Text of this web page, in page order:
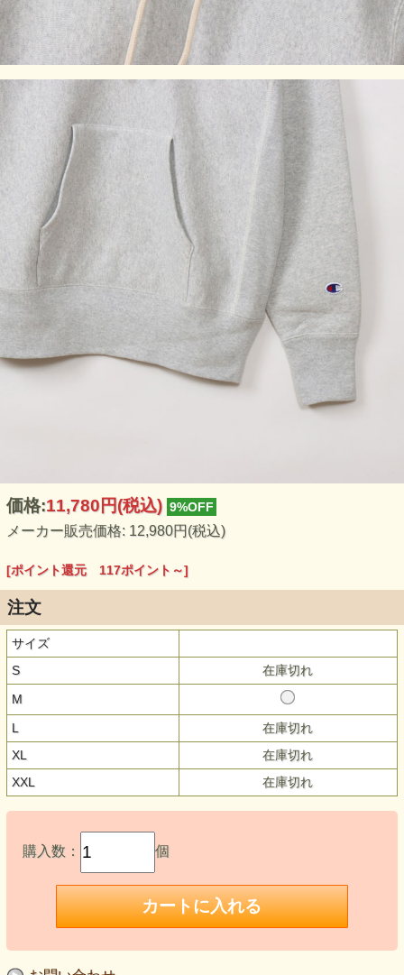
価格:11,780円(税込) 9%OFF
メーカー販売価格: 12,980円(税込)
[ポイント還元 117ポイント～]
注文
サイズ
S
在庫切れ
M
L
在庫切れ
XL
在庫切れ
XXL
在庫切れ
購入数： 個